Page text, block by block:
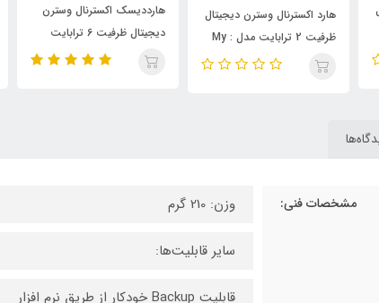
هارددیسک اکسترنال وسترن
دیجیتال ظرفیت 6 ترابایت
هارددیسک اکسترنال وسترن
دیجیتال ظرفیت 4 ترابایت
مدل :My Passport
مشخصات فنی: وزن: 210 گرم
سایر قابلیت‌ها:
قابلیت Backup خودکار از طریق نرم افزار